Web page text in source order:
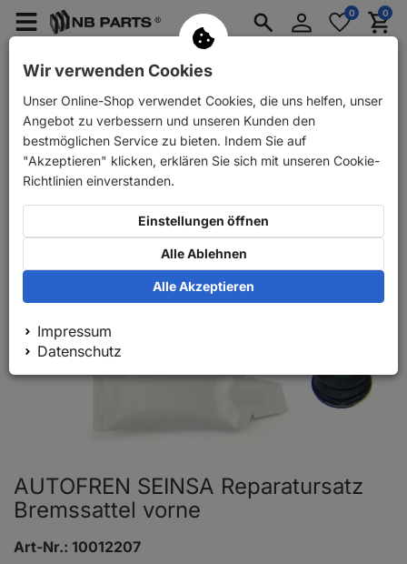
Menü
PKW Anhänger Ersatzteile
AnmeldenMerkzettel
aufklappen
0 0
Zurück PKW Ersatzteile Bremse Reparatursätze
AUTOFREN SEINSA Reparatursatz
Bremssattel vorne
Art-Nr.: 10012207
Wir verwenden Cookies
Unser Online-Shop verwendet Cookies, die uns helfen, unser
Angebot zu verbessern und unseren Kunden den
bestmöglichen Service zu bieten. Indem Sie auf
"Akzeptieren" klicken, erklären Sie sich mit unseren Cookie-
Richtlinien einverstanden.
Einstellungen öffnen
Alle Ablehnen
Alle Akzeptieren
Impressum
Datenschutz